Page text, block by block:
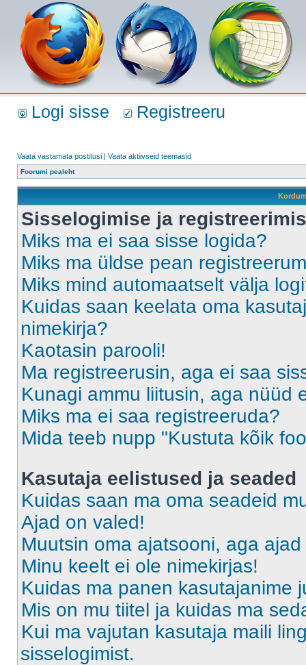
Logi sisse Registreeru
Vaata vastamata postitusi | Vaata aktiivseid teemasid
Foorumi pealeht
Sisselogimise ja
Miks ma ei saa sisse logida?
Miks ma üldse pean
Miks mind automaatselt välja
Kuidas saan keelata oma
nimekirja?
Kaotasin parooli!
Ma registreerusin, aga ei saa
Kunagi ammu liitusin, aga nüüd
Miks ma ei saa registreeruda?
Mida teeb nupp "Kustuta kõik
Kasutaja eelistused ja seaded
Kuidas saan ma oma seadeid
Ajad on valed!
Muutsin oma ajatsooni, aga
Minu keelt ei ole nimekirjas!
Kuidas ma panen kasutajanime
Mis on mu tiitel ja kuidas ma
Kui ma vajutan kasutaja maili
sisselogimist.